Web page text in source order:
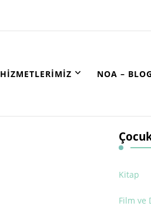
HIZMETLERIMIZ NOA – BLOG
Kitap
Film ve